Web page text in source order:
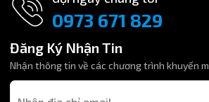
Hệ Thống Dây Chuyền Sản Xuất:
lớn nhất.
4. Hướng Dẫn Lắp Đặt An Toàn và
0973 671 829
Đăng Ký Nhận Tin
Nhận thông tin về các chương trình khuyến